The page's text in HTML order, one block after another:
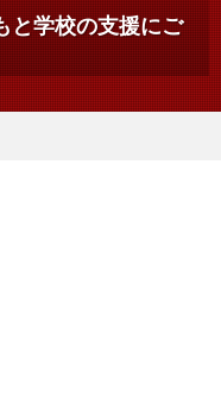
と学校の支援にご